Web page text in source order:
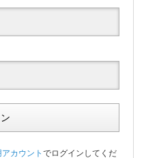
カウント でログインしてくだ